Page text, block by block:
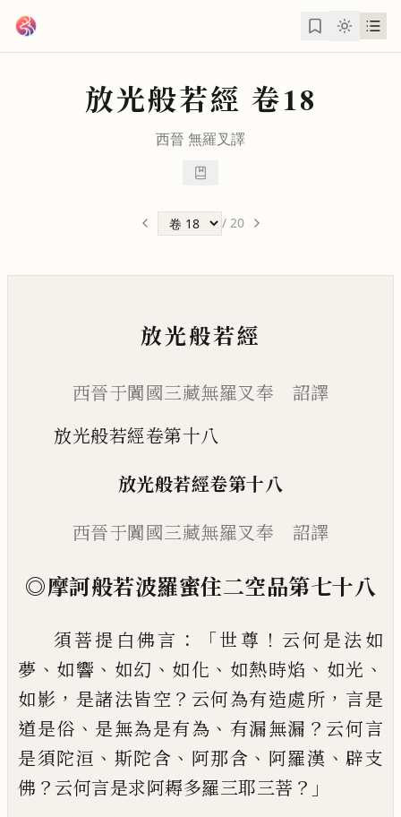
放光般若經 卷18
西晉 無羅叉譯
/ 20
放光般若經
西晉于闐國三藏無羅叉奉 詔譯
放光般若經卷第十八
放光般若經卷第十八
西晉于闐國三藏無羅叉奉 詔譯
◎摩訶般若波羅蜜住二空品第七十八
須菩提白佛言 ：「世尊 ！ 云何是法如
夢 、 如響 、 如幻 、 如化 、 如熱時焰 、 如光 、
如影 ， 是諸法皆空 ？ 云何為有造處所 ， 言是
道是俗 、 是無為是有為 、 有漏無漏 ？ 云何言
是須陀洹 、 斯陀含 、 阿那含 、 阿羅漢 、辟支
佛 ？ 云何言是求阿耨多羅三耶三菩 ？」